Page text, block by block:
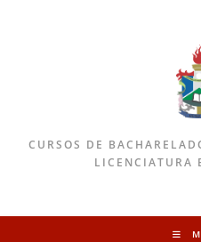
CURSOS DE
LICENCIATURA